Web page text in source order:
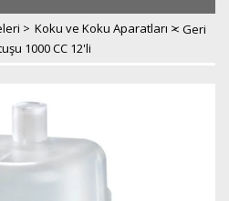
> Koku ve Koku Aparatları >
1000 CC 12'li